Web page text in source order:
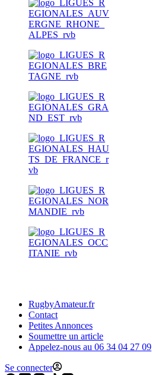
RugbyAmateur.fr
Contact
Petites Annonces
Soumettre un article
Appelez-nous au 06 34 04 27 09
Se connecter